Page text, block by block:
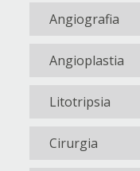
Angiografia
Angioplastia
Litotripsia
Cirurgia